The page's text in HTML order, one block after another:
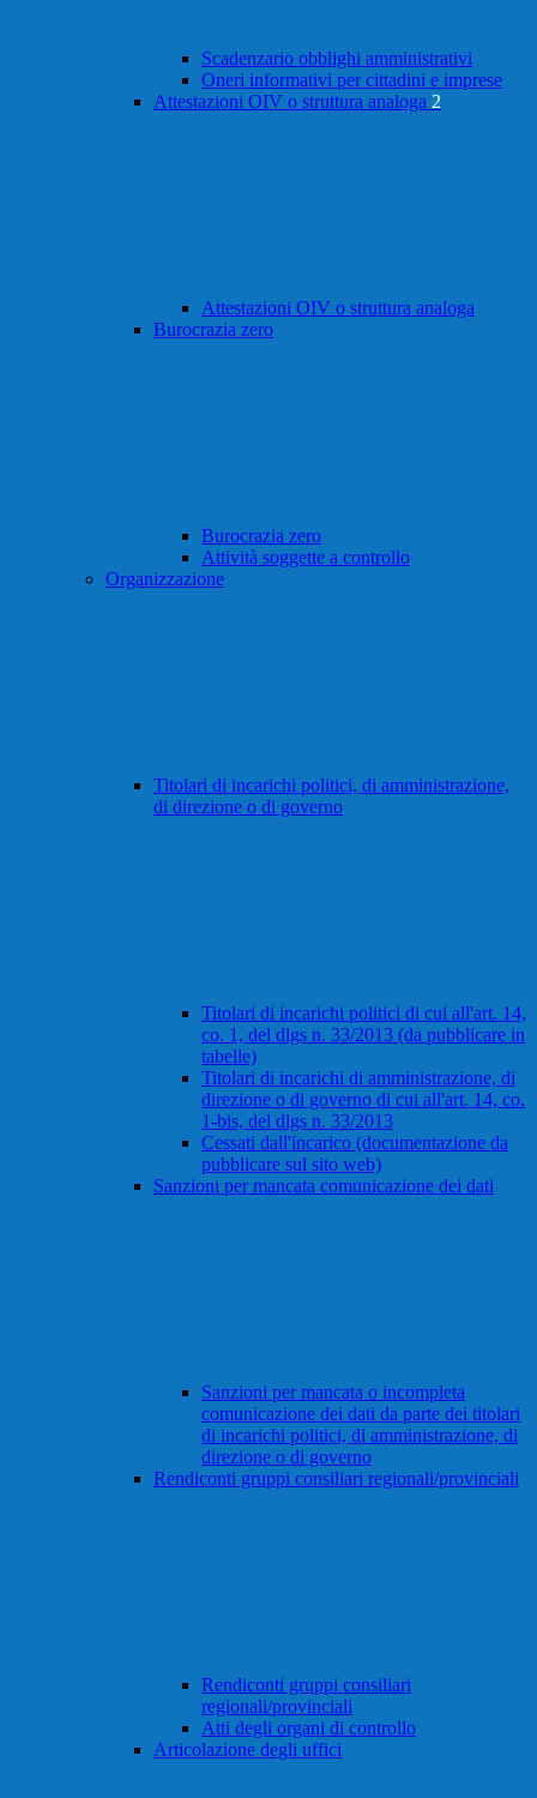
Scadenzario obblighi amministrativi
Oneri informativi per cittadini e imprese
Attestazioni OIV o struttura analoga 2
Attestazioni OIV o struttura analoga
Burocrazia zero
Burocrazia zero
Attività soggette a controllo
Organizzazione
Titolari di incarichi politici, di amministrazione,
di direzione o di governo
Titolari di incarichi politici di cui all'art. 14,
co. 1, del dlgs n. 33/2013 (da pubblicare in
tabelle)
Titolari di incarichi di amministrazione, di
direzione o di governo di cui all'art. 14, co.
1-bis, del dlgs n. 33/2013
Cessati dall'incarico (documentazione da
pubblicare sul sito web)
Sanzioni per mancata comunicazione dei dati
Sanzioni per mancata o incompleta
comunicazione dei dati da parte dei titolari
di incarichi politici, di amministrazione, di
direzione o di governo
Rendiconti gruppi consiliari regionali/provinciali
Rendiconti gruppi consiliari
regionali/provinciali
Atti degli organi di controllo
Articolazione degli uffici